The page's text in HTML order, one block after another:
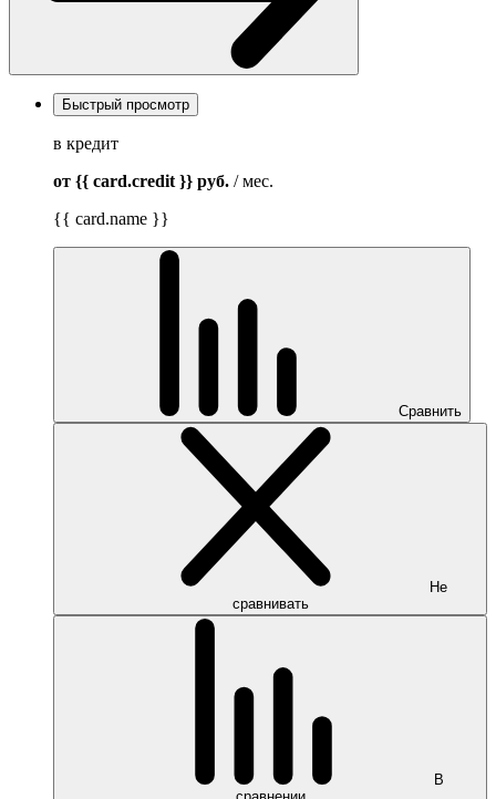
Быстрый просмотр
в кредит
от {{ card.credit }} руб. / мес.
{{ card.name }}
Сравнить
Не
сравнивать
В